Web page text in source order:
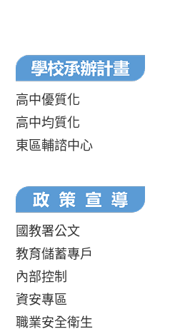
高中優質化
高中均質化
東區輔諮中心
國教署公文
教育儲蓄專戶
內部控制
資安專區
職業安全衛生